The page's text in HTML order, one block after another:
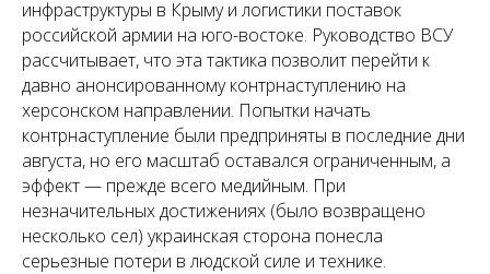
инфраструктуры в Крыму и логистики поставок
российской армии на юго-востоке. Руководство ВСУ
рассчитывает, что эта тактика позволит перейти к
давно анонсированному контрнаступлению на
херсонском направлении. Попытки начать
контрнаступление были предприняты в последние дни
августа, но его масштаб оставался ограниченным, а
эффект — прежде всего медийным. При
незначительных достижениях (было возвращено
несколько сел) украинская сторона понесла
серьезные потери в людской силе и технике.